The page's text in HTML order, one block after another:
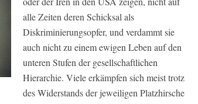
alle Zeiten deren Schicksal als
Diskriminierungsopfer, und verdammt sie
auch nicht zu einem ewigen Leben auf den
unteren Stufen der gesellschaftlichen
Hierarchie. Viele erkämpfen sich meist trotz
des Widerstands der jeweiligen Platzhirsche